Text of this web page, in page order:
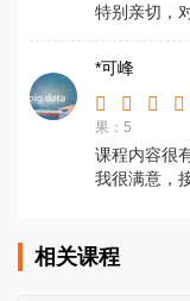
特别亲切，
*可峰
果：5
课程内容很
我很满意，
相关课程